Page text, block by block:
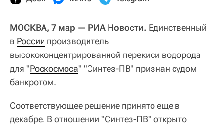
МОСКВА, 7 мар — РИА Новости. Единственный
в России производитель
высококонцентрированной перекиси водорода
для "Роскосмоса" "Синтез-ПВ" признан судом
банкротом.
Соответствующее решение принято еще в
декабре. В отношении "Синтез-ПВ" открыто